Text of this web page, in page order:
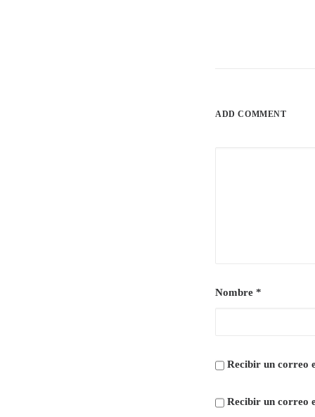
ADD COMMENT
Nombre *
Recibir un correo
Recibir un correo